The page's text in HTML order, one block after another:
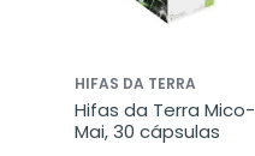
HIFAS DA TERRA
Hifas da Terra Mico-
Mai, 30 cápsulas